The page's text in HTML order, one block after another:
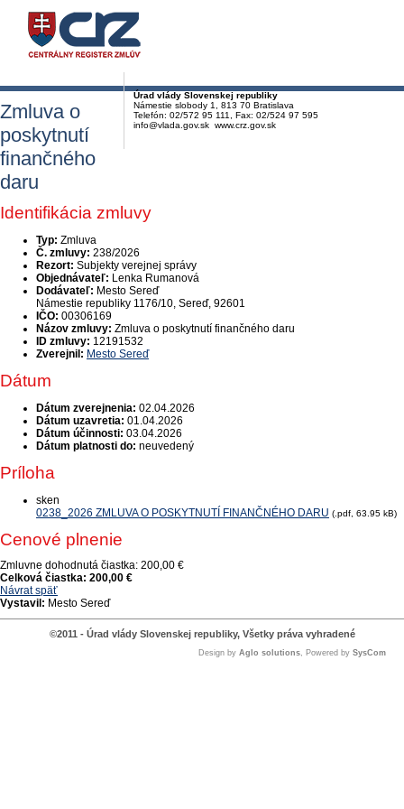
Úrad vlády Slovenskej republiky
Námestie slobody 1, 813 70 Bratislava
Telefón: 02/572 95 111, Fax: 02/524 97 595
info@vlada.gov.sk www.crz.gov.sk
Zmluva o
poskytnutí
finančného
daru
Identifikácia zmluvy
Typ: Zmluva
Č. zmluvy: 238/2026
Rezort: Subjekty verejnej správy
Objednávateľ: Lenka Rumanová
Dodávateľ: Mesto Sereď
Námestie republiky 1176/10, Sereď, 92601
IČO: 00306169
Názov zmluvy: Zmluva o poskytnutí finančného daru
ID zmluvy: 12191532
Zverejnil: Mesto Sereď
Dátum
Dátum zverejnenia: 02.04.2026
Dátum uzavretia: 01.04.2026
Dátum účinnosti: 03.04.2026
Dátum platnosti do: neuvedený
Príloha
sken
0238_2026 ZMLUVA O POSKYTNUTÍ FINANČNÉHO DARU (.pdf, 63.95 kB)
Cenové plnenie
Zmluvne dohodnutá čiastka: 200,00 €
Celková čiastka: 200,00 €
Návrat späť
Vystavil: Mesto Sereď
©2011 - Úrad vlády Slovenskej republiky, Všetky práva vyhradené
Design by Aglo solutions, Powered by SysCom